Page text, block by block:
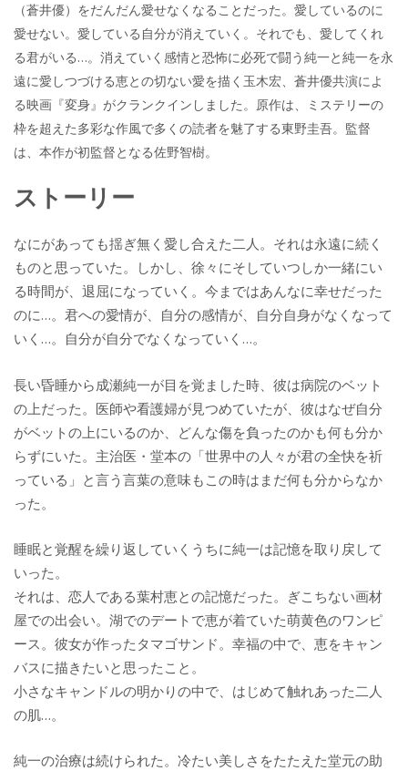
（蒼井優）をだんだん愛せなくなることだった。愛しているのに
愛せない。愛している自分が消えていく。それでも、愛してくれ
る君がいる…。消えていく感情と恐怖に必死で闘う純一と純一を永
遠に愛しつづける恵との切ない愛を描く玉木宏、蒼井優共演によ
る映画『変身』がクランクインしました。原作は、ミステリーの
枠を超えた多彩な作風で多くの読者を魅了する東野圭吾。監督
は、本作が初監督となる佐野智樹。
ストーリー
なにがあっても揺ぎ無く愛し合えた二人。それは永遠に続く
ものと思っていた。しかし、徐々にそしていつしか一緒にい
る時間が、退屈になっていく。今まではあんなに幸せだった
のに…。君への愛情が、自分の感情が、自分自身がなくなって
いく…。自分が自分でなくなっていく…。
長い昏睡から成瀬純一が目を覚ました時、彼は病院のベット
の上だった。医師や看護婦が見つめていたが、彼はなぜ自分
がベットの上にいるのか、どんな傷を負ったのかも何も分か
らずにいた。主治医・堂本の「世界中の人々が君の全快を祈
っている」と言う言葉の意味もこの時はまだ何も分からなか
った。
睡眠と覚醒を繰り返していくうちに純一は記憶を取り戻して
いった。
それは、恋人である葉村恵との記憶だった。ぎこちない画材
屋での出会い。湖でのデートで恵が着ていた萌黄色のワンピ
ース。彼女が作ったタマゴサンド。幸福の中で、恵をキャン
バスに描きたいと思ったこと。
小さなキャンドルの明かりの中で、はじめて触れあった二人
の肌…。
純一の治療は続けられた。冷たい美しさをたたえた堂元の助